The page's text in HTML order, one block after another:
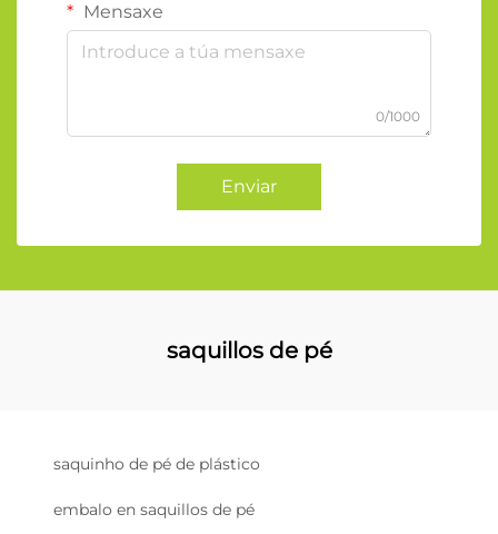
Mensaxe
0/1000
Enviar
saquillos de pé
saquinho de pé de plástico
embalo en saquillos de pé